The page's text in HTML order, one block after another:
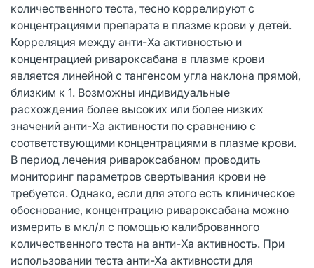
количественного теста, тесно коррелируют с
концентрациями препарата в плазме крови у детей.
Корреляция между анти-Xa активностью и
концентрацией ривароксабана в плазме крови
является линейной с тангенсом угла наклона прямой,
близким к 1. Возможны индивидуальные
расхождения более высоких или более низких
значений анти-Xa активности по сравнению с
соответствующими концентрациями в плазме крови.
В период лечения ривароксабаном проводить
мониторинг параметров свертывания крови не
требуется. Однако, если для этого есть клиническое
обоснование, концентрацию ривароксабана можно
измерить в мкл/л с помощью калиброванного
количественного теста на анти-Xa активность. При
использовании теста анти-Ха активности для